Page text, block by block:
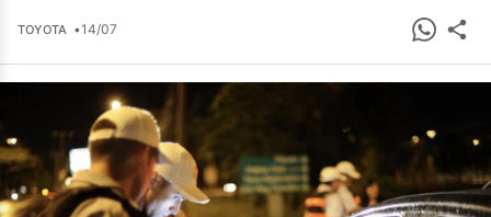
TOYOTA •14/07